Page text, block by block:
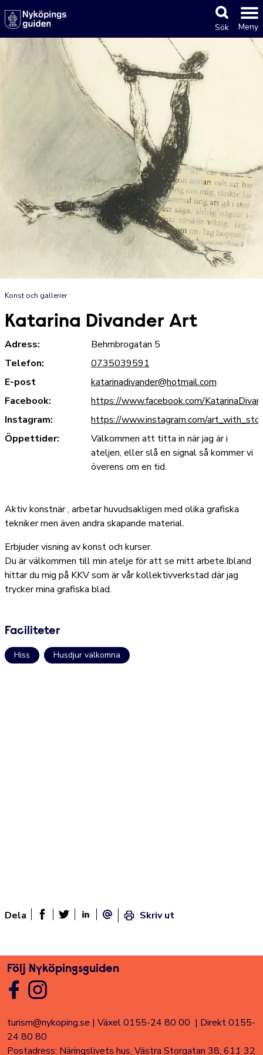
Sök Meny
Konst och gallerier
Katarina Divander Art
Adress:
Behmbrogatan 5
Telefon:
0735039591
E-post
katarinadivander@hotmail.com
Facebook:
https://www.facebook.com/
Instagram:
https://www.instagram.com/
Öppettider:
Välkommen att titta in när jag är i
ateljen, eller slå en signal så kommer vi
överens om en tid.
Aktiv konstnär , arbetar huvudsakligen med olika grafiska
tekniker men även andra skapande material.
Erbjuder visning av konst och kurser.
Du är välkommen till min atelje för att se mitt arbete.Ibland
hittar du mig på KKV som är vår kollektivverkstad där jag
trycker mina grafiska blad.
Faciliteter
Hiss Husdjur välkomna
Dela
Dela sidan på Facebook
E-post
Skriv ut
Följ Nyköpingsguiden
turism@nykoping.se | Växel 0155-24 80 00 | Direkt 0155-
24 80 80
Postadress: Näringslivets hus, Västra Storgatan 38, 611 32